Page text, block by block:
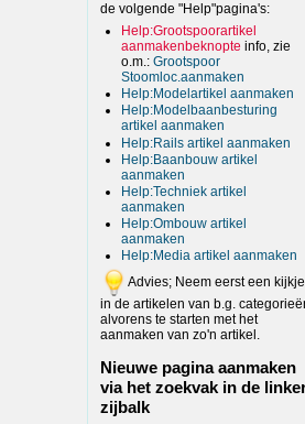
de volgende "Help"pagina's:
Help:Grootspoorartikel
aanmakenbeknopte info, zie
o.m.:Grootspoor
Stoomloc.aanmaken
Help:Modelartikel aanmaken
Help:Modelbaanbesturing
artikel aanmaken
Help:Rails artikel aanmaken
Help:Baanbouw artikel
aanmaken
Help:Techniek artikel
aanmaken
Help:Ombouw artikel
aanmaken
Help:Media artikel aanmaken
Advies; Neem eerst een kijkje
in de artikelen van b.g.
alvorens te starten met het
aanmaken van zo'n artikel.
Nieuwe pagina aanmaken
via het zoekvak in de
zijbalk